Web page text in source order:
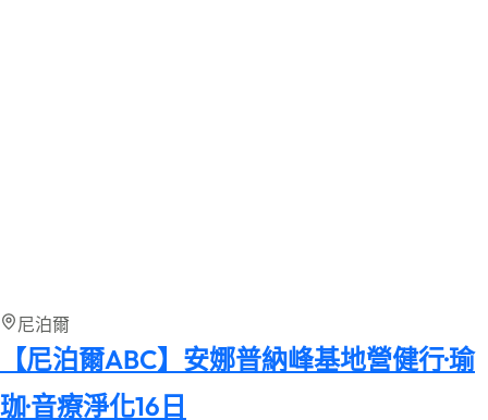
尼泊爾
【尼泊爾ABC】安娜普納峰基地營健行·瑜
珈·音療淨化16日